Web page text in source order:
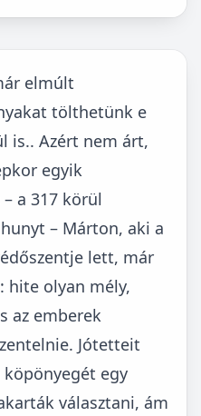
elmúlt
tölthetünk e
is.. Azért nem árt,
egyik
a 317 körül
– Márton, aki a
lett, már
hite olyan mély,
az emberek
Jótetteit
köpönyegét egy
választani, ám